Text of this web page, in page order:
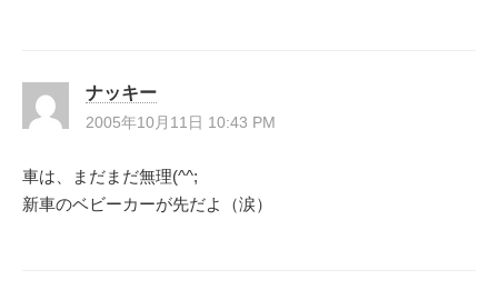
ナッキー
2005年10月11日 10:43 PM
車は、まだまだ無理(^^;
新車のベビーカーが先だよ（涙）